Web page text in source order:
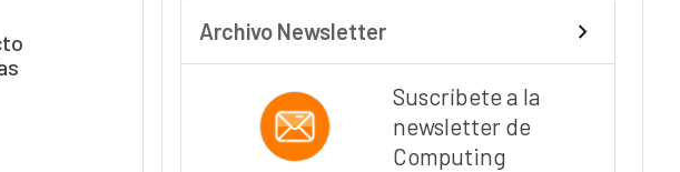
Archivo Newsletter
Suscríbete a la
newsletter de
Computing